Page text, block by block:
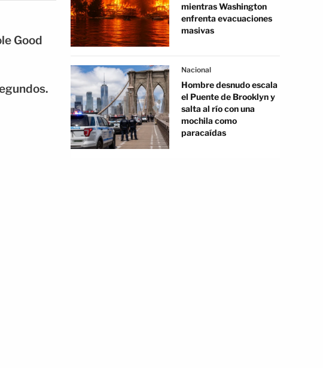
Good
mientras Washington
enfrenta evacuaciones
masivas
Nacional
Hombre desnudo escala
el Puente de Brooklyn y
salta al río con una
mochila como
paracaídas